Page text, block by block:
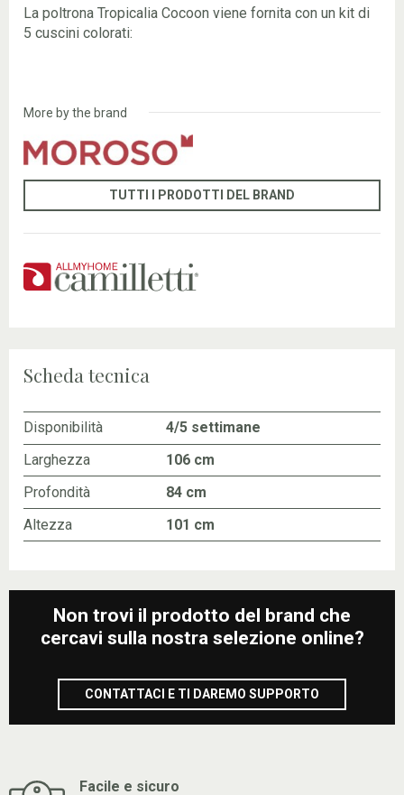
La poltrona Tropicalia Cocoon viene fornita con un kit di
5 cuscini colorati:
More by the brand
TUTTI I PRODOTTI DEL BRAND
Scheda tecnica
Disponibilità
4/5 settimane
Larghezza
106 cm
Profondità
84 cm
Altezza
101 cm
Non trovi il prodotto del brand che
cercavi sulla nostra selezione online?
CONTATTACI E TI DAREMO SUPPORTO
Facile e sicuro